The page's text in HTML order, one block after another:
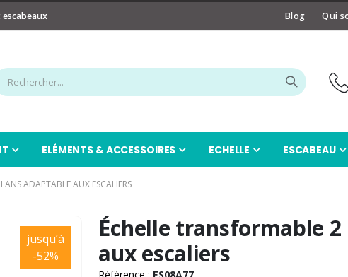
Blog Qui
ELÉMENTS & ACCESSOIRES ECHELLE ESCABEAU
ADAPTABLE AUX ESCALIERS
jusqu’à
-52%
Échelle transformable
aux escaliers